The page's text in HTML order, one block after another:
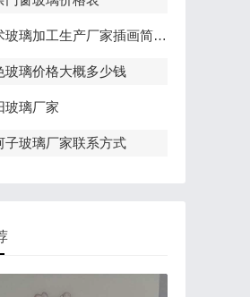
璃加工生产厂家插画简单可爱手绘
玻璃价格大概多少钱
玻璃厂家
子玻璃厂家联系方式